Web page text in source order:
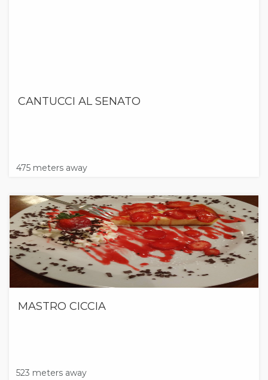
CANTUCCI AL SENATO
475 meters away
MASTRO CICCIA
523 meters away